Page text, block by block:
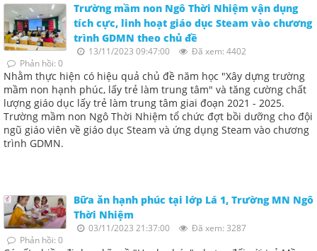
Trường mầm non Ngô Thời Nhiệm vận dụng
tích cực, linh hoạt giáo dục Steam vào chương
trình GDMN theo chủ đề
13/11/2023 09:47:00
Đã xem: 4402
Phản hồi: 0
Nhằm thực hiện có hiệu quả chủ đề năm học "Xây dựng trường
mầm non hạnh phúc, lấy trẻ làm trung tâm" và tăng cường chất
lượng giáo dục lấy trẻ làm trung tâm giai đoạn 2021 - 2025.
Trường mầm non Ngô Thời Nhiệm tổ chức đợt bồi dưỡng cho đội
ngũ giáo viên về giáo dục Steam và ứng dụng Steam vào chương
trình GDMN.
Bữa ăn hạnh phúc tại lớp Lá 1, Trường MN Ngô
Thời Nhiệm
03/11/2023 21:37:00
Đã xem: 3287
Phản hồi: 0